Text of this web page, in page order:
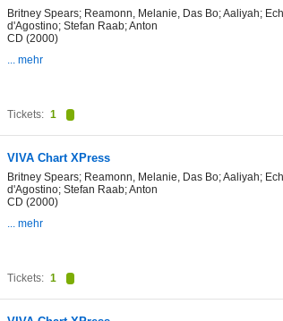
Britney Spears; Reamonn, Melanie, Das Bo; Aaliyah;
d'Agostino; Stefan Raab; Anton
CD (2000)
... mehr
Tickets: 1
VIVA Chart XPress
Britney Spears; Reamonn, Melanie, Das Bo; Aaliyah;
d'Agostino; Stefan Raab; Anton
CD (2000)
... mehr
Tickets: 1